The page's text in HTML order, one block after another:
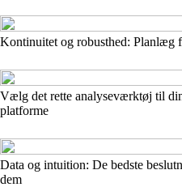
Kontinuitet og robusthed: Planlæg
Vælg det rette analyseværktøj til
platforme
Data og intuition: De bedste
dem